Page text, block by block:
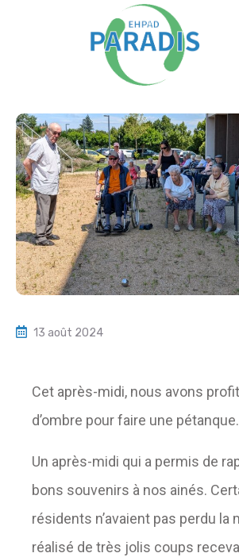
13 août 2024
Cet après-midi, nous avons
d’ombre pour faire une pétanque.
Un après-midi qui a permis de
bons souvenirs à nos ainés.
résidents n’avaient pas perdu la
réalisé de très jolis coups